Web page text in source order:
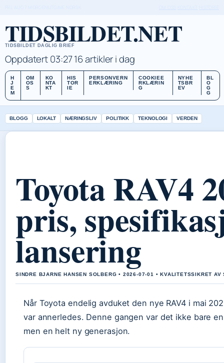
TIDSBILDET.NET
TIDSBILDET DAGLIG BRIEF
Oppdatert 03:2716 artikler i dag
H
J
E
M
OM
OS
S
KO
NTA
KT
HIS
TOR
IE
PERSONVERN
ERKLÆRING
COOKIEE
RKLÆRIN
G
NYHE
TSBR
EV
BL
O
G
G
BLOGG LOKALT NÆRINGSLIV POLITIKK TEKNOLOGI VERDEN
Toyota RAV4
pris,
lansering
SINDRE BJARNE HANSEN SOLBERG • 2026-07-01 • KVALITETSSIKRET AV
Når Toyota endelig avduket den nye RAV4 i mai
var annerledes. Denne gangen var det ikke bare
men en helt ny generasjon.